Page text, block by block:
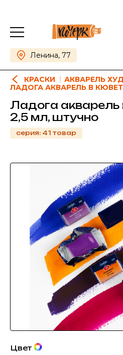
Ленина, 77
КРАСКИ
АКВАРЕЛЬ
ЛАДОГА АКВАРЕЛЬ В
Ладога акварель
2,5 мл, штучно
серия: 41 товар
Цвет